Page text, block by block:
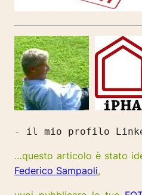
- il mio profilo
…questo articolo è stato
Federico Sampaoli,